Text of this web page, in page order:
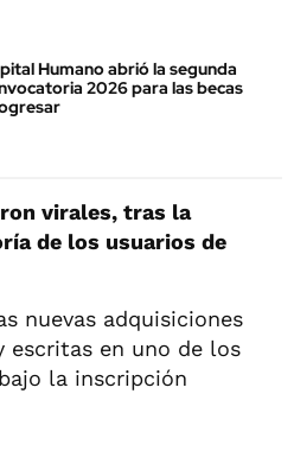
Humano abrió la segunda
2026 para las becas
virales, tras la
de los usuarios de
nuevas adquisiciones
escritas en uno de los
la inscripción